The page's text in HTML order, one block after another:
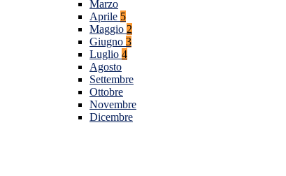
Marzo
Aprile 5
Maggio 2
Giugno 3
Luglio 4
Agosto
Settembre
Ottobre
Novembre
Dicembre